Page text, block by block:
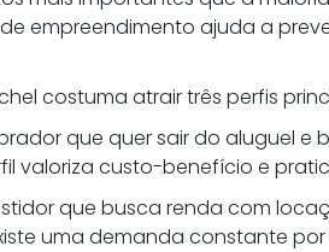
empreendimento ajuda a
costuma atrair três perfis
que quer sair do aluguel e
valoriza custo-benefício e
que busca renda com
uma demanda constante